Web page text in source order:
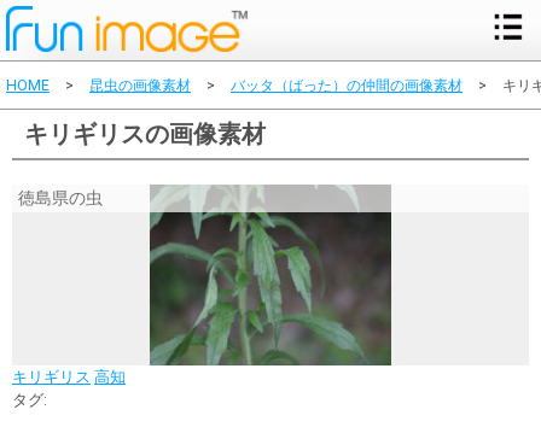
HOME > 昆虫の画像素材 > バッタ（ばった）の仲間の画像素材 > キリ
キリギリスの画像素材
徳島県の虫
キリギリス 高知
タグ: